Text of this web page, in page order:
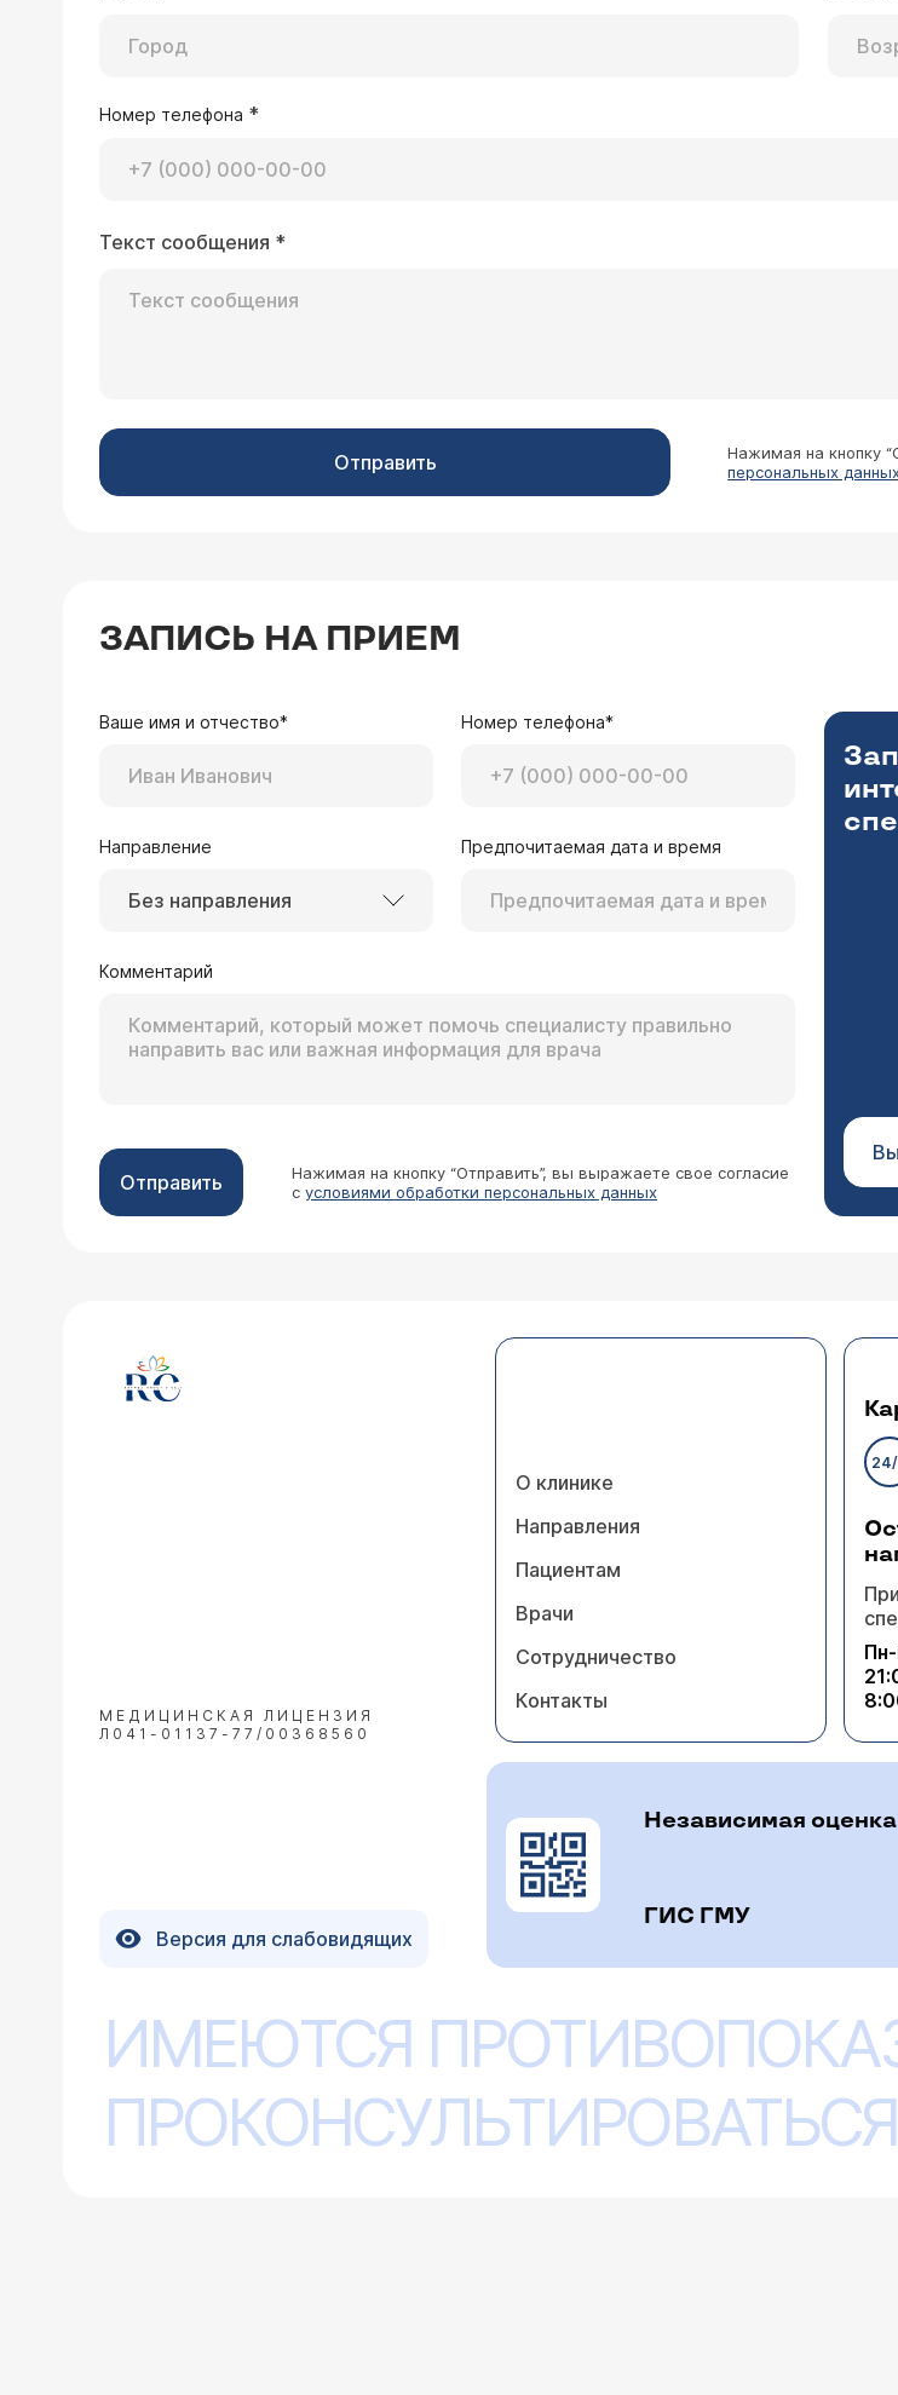
Номер телефона *
Текст сообщения *
Отправить Нажимая на кнопку
персональных
ЗАПИСЬ НА ПРИЕМ
Ваше имя и отчество* Номер телефона*
Направление
Без направления
Предпочитаемая дата и время
Комментарий
Отправить
Нажимая на кнопку “Отправить”, вы выражаете свое согласие
с условиями обработки персональных данных
МЕДИЦИНСКАЯ ЛИЦЕНЗИЯ
Л041-01137-77/00368560
О клинике
Направления
Пациентам
Врачи
Сотрудничество
Контакты
Версия для слабовидящих
Независимая
ГИС ГМУ
ИМЕЮТСЯ